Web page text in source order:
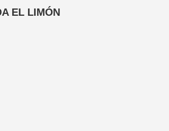
EL LIMÓN